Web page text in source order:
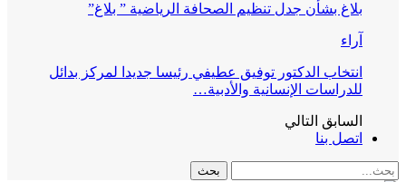
بلاغ بشأن جدل تنظيم الصحافة الرياضية ” بلاغ”
آراء
انتخاب الدكتور توفيق عطيفي رئيسا جديدا لمركز بدائل
للدراسات الإنسانية والأدبية…
السابق التالي
اتصل بنا